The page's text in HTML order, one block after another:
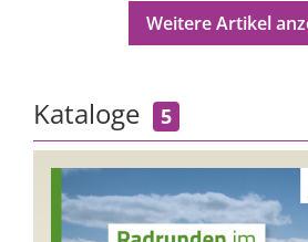
Weitere Artikel
Kataloge 5